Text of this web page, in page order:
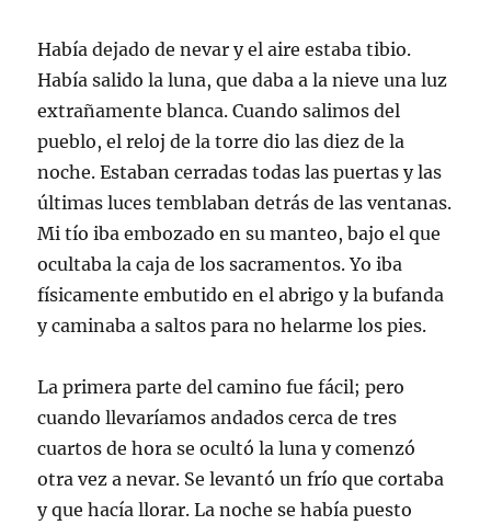
Había dejado de nevar y el aire estaba tibio.
Había salido la luna, que daba a la nieve una luz
extrañamente blanca. Cuando salimos del
pueblo, el reloj de la torre dio las diez de la
noche. Estaban cerradas todas las puertas y las
últimas luces temblaban detrás de las ventanas.
Mi tío iba embozado en su manteo, bajo el que
ocultaba la caja de los sacramentos. Yo iba
físicamente embutido en el abrigo y la bufanda
y caminaba a saltos para no helarme los pies.
La primera parte del camino fue fácil; pero
cuando llevaríamos andados cerca de tres
cuartos de hora se ocultó la luna y comenzó
otra vez a nevar. Se levantó un frío que cortaba
y que hacía llorar. La noche se había puesto